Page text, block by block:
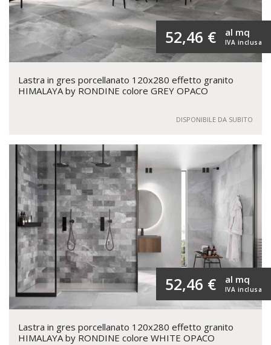
52,46 € IVA inclusa
al mq
Lastra in gres porcellanato 120x280 effetto granito
HIMALAYA by RONDINE colore GREY OPACO
DISPONIBILE DA SUBITO
52,46 € IVA inclusa
al mq
Lastra in gres porcellanato 120x280 effetto granito
HIMALAYA by RONDINE colore WHITE OPACO